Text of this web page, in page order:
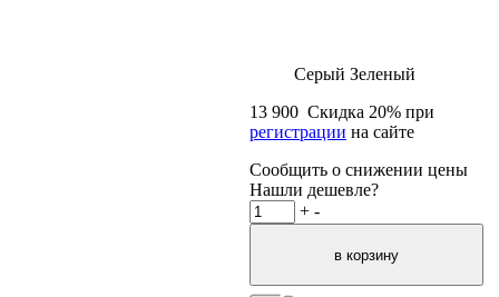
Серый Зеленый
13 900 Скидка 20% при
регистрации на сайте
Сообщить о снижении цены
Нашли дешевле?
+ -